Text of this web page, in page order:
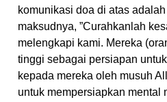
komunikasi doa di atas adalah
maksudnya, ”Curahkanlah
melengkapi kami. Mereka
tinggi sebagai persiapan
kepada mereka oleh musuh
untuk mempersiapkan mental